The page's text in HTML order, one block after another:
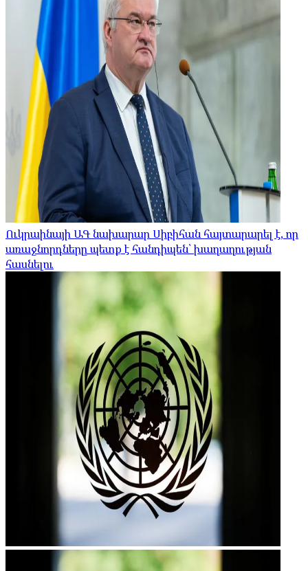
Ուկրաինայի ԱԳ նախարար Սիբիհան հայտարարել է, որ
առաջնորդները պետք է հանդիպեն՝ խաղաղության
հասնելու